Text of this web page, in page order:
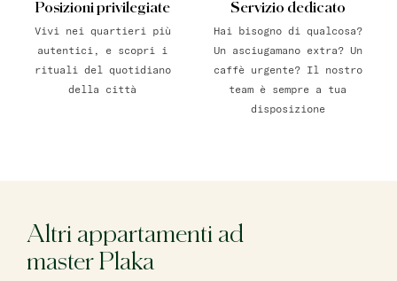
Posizioni privilegiate
Vivi nei quartieri più
autentici, e scopri i
rituali del quotidiano
della città
Servizio dedicato
Hai bisogno di qualcosa?
Un asciugamano extra? Un
caffè urgente? Il nostro
team è sempre a tua
disposizione
Altri appartamenti ad
master Plaka